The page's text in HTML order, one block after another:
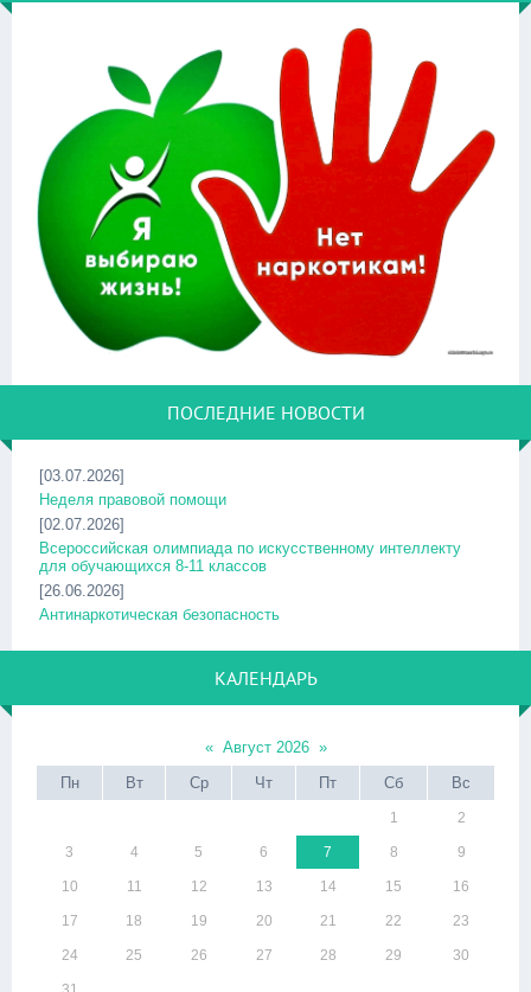
ПОСЛЕДНИЕ НОВОСТИ
[03.07.2026]
Неделя правовой помощи
[02.07.2026]
Всероссийская олимпиада по искусственному интеллекту
для обучающихся 8-11 классов
[26.06.2026]
Антинаркотическая безопасность
КАЛЕНДАРЬ
« Август 2026 »
Пн
Вт Ср Чт Пт Сб Вс
1 2
3 4 5 6 7 8 9
10 11 12 13 14 15 16
17 18 19 20 21 22 23
24 25 26 27 28 29 30